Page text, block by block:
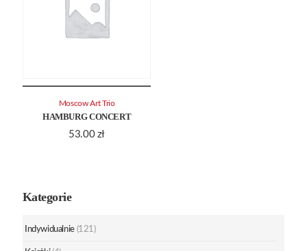
HAMBURG CONCERT
53.00 zł
Moscow Art Trio
Kategorie
Indywidualnie (121)